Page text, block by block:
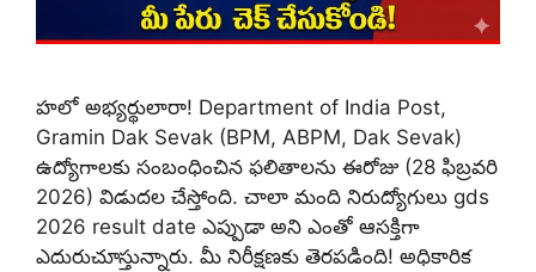
హలో అభ్యర్థులారా! Department of India Post,
Gramin Dak Sevak (BPM, ABPM, Dak Sevak)
ఉద్యోగాలకు సంబంధించిన ఫలితాలను ఈరోజు (28 ఫిబ్రవరి
2026) విడుదల చేస్తోంది. చాలా మంది నిరుద్యోగులు gds
2026 result date ఎప్పుడా అని ఎంతో ఆసక్తిగా
ఎదురుచూస్తున్నారు. మీ నిరీక్షణకు తెరపడింది! అధికారిక